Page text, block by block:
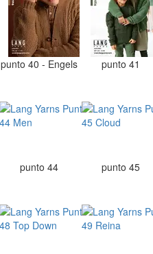
punto 40 - Engels punto 41
punto 44 punto 45